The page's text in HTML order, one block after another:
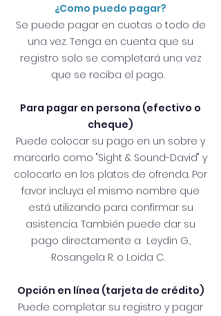
¿Como puedo pagar?
Se puede pagar en cuotas o todo de
una vez. Tenga en cuenta que su
registro solo se completará una vez
que se reciba el pago.
Para pagar en persona (efectivo o
cheque)
Puede colocar su pago en un sobre y
marcarlo como "Sight & Sound-David" y
colocarlo en los platos de ofrenda. Por
favor incluya el mismo nombre que
está utilizando para confirmar su
asistencia. También puede dar su
pago directamente a Leydin G.,
Rosangela R. o Loida C.
Opción en línea (tarjeta de crédito)
Puede completar su registro y pagar